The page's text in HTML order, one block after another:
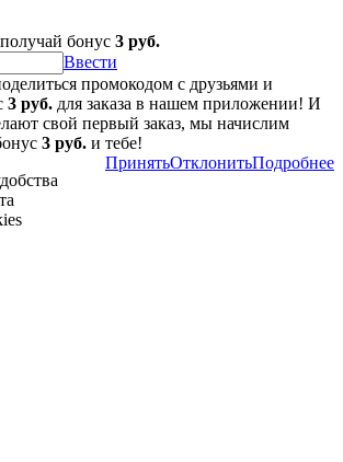
бонус 3 руб.
Ввести
промокодом с друзьями и
3 руб. для заказа в нашем приложении! И
свой первый заказ, мы начислим
3 руб. и тебе!
ПринятьОтклонитьПодробнее